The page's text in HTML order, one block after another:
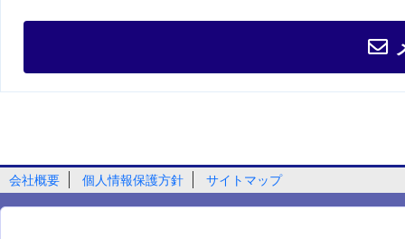
会社概要 個人情報保護方針 サイトマップ